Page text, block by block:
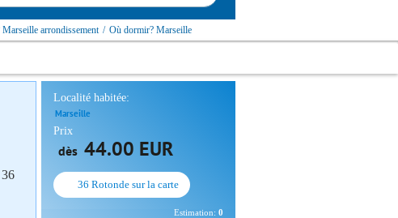
arrondissement / Où dormir? Marseille
Localité habitée:
Marseille
Prix
dès 44.00 EUR
36 Rotonde sur la carte
Estimation: 0